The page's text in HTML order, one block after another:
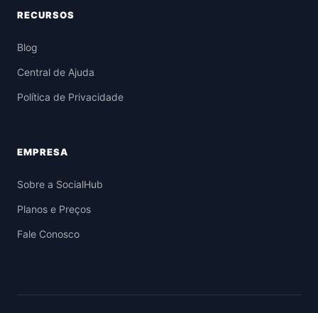
RECURSOS
Blog
Central de Ajuda
Política de Privacidade
EMPRESA
Sobre a SocialHub
Planos e Preços
Fale Conosco